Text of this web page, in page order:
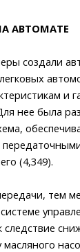
АВТОМАТЕ
создали
и
нее была
(4,349).
тем
следствие